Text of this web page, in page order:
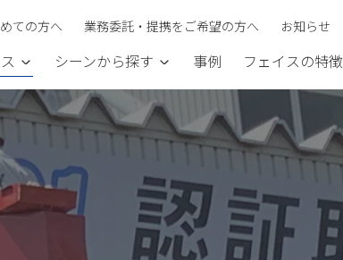
ての方へ 業務委託・提携をご希望の方へ お知らせ
シーンから探す 事例 フェイスの特徴